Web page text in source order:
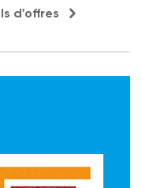
d'offres